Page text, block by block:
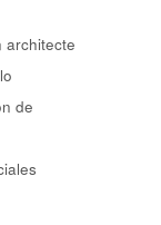
architecte
de